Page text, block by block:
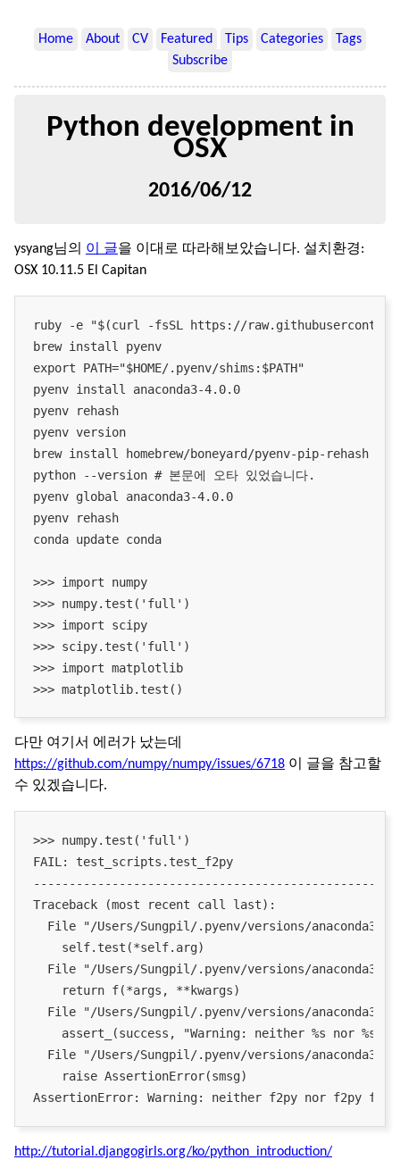
Home About CV Featured Tips Categories
Tags
Subscribe
Python development in
OSX
2016/06/12
ysyang님의 이 글을 이대로 따라해보았습니다. 설치환경:
OSX 10.11.5 El Capitan
ruby -e "$(curl -fsSL https://
brew install pyenv
export PATH="$HOME/.pyenv/shims:$PATH"
pyenv install anaconda3-4.0.0
pyenv rehash
pyenv version
brew install homebrew/boneyard/pyenv-pip-rehash
python --version # 본문에 오타 있었습니다.
pyenv global anaconda3-4.0.0
pyenv rehash
conda update conda
>>> import numpy
>>> numpy.test('full')
>>> import scipy
>>> scipy.test('full')
>>> import matplotlib
다만 여기서 에러가 났는데
https://github.com/numpy/numpy/issues/6718 이 글을 참고할
수 있겠습니다.
>>> numpy.test('full')
FAIL: test_scripts.test_f2py
Traceback (most recent call last):
File "/Users/Sungpil/.pyenv/versions/anaconda3-
    self.test(*self.arg)
File "/Users/Sungpil/.pyenv/versions/anaconda3-
    return f(*args, **kwargs)
File "/Users/Sungpil/.pyenv/versions/anaconda3-
assert_(success, "Warning: neither %s nor %s
File "/Users/Sungpil/.pyenv/versions/anaconda3-
    raise AssertionError(smsg)
http://tutorial.djangogirls.org/ko/python_introduction/